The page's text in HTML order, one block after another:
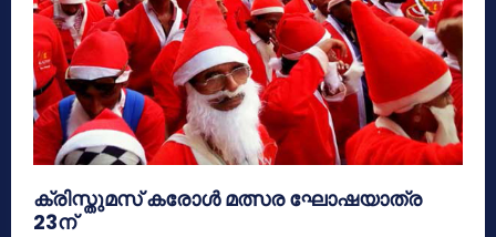
ക്രിസ്തുമസ് കരോള്‍ മത്സര ഘോഷയാത്ര
23ന്